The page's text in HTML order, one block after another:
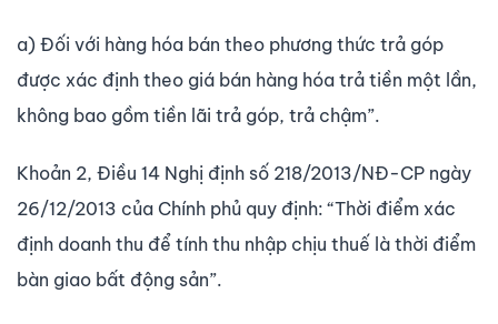
a) Đối với hàng hóa bán theo phương thức trả góp
được xác định theo giá bán hàng hóa trả tiền một lần,
không bao gồm tiền lãi trả góp, trả chậm”.
Khoản 2, Điều 14 Nghị định số 218/2013/NĐ-CP ngày
26/12/2013 của Chính phủ quy định: “Thời điểm xác
định doanh thu để tính thu nhập chịu thuế là thời điểm
bàn giao bất động sản”.